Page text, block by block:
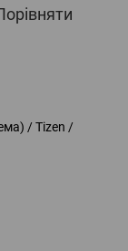
/ Tizen /